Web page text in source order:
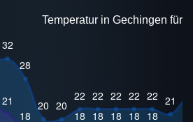
Temperatur in Gechingen für